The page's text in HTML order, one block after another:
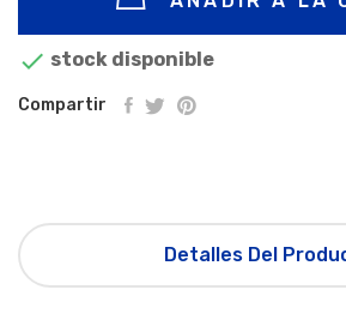
 stock disponible
Compartir
Detalles Del